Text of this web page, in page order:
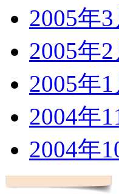
2005年3
2005年2
2005年1
2004年
2004年